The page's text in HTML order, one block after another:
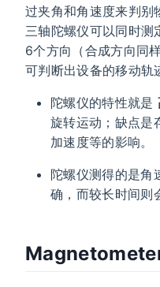
过夹角和角速度来判别
三轴陀螺仪可以同时测
6个方向（合成方向同
可判断出设备的移动轨
陀螺仪的特性就是
旋转运动；缺点是
加速度等的影响。
陀螺仪测得的是角
确，而较长时间则